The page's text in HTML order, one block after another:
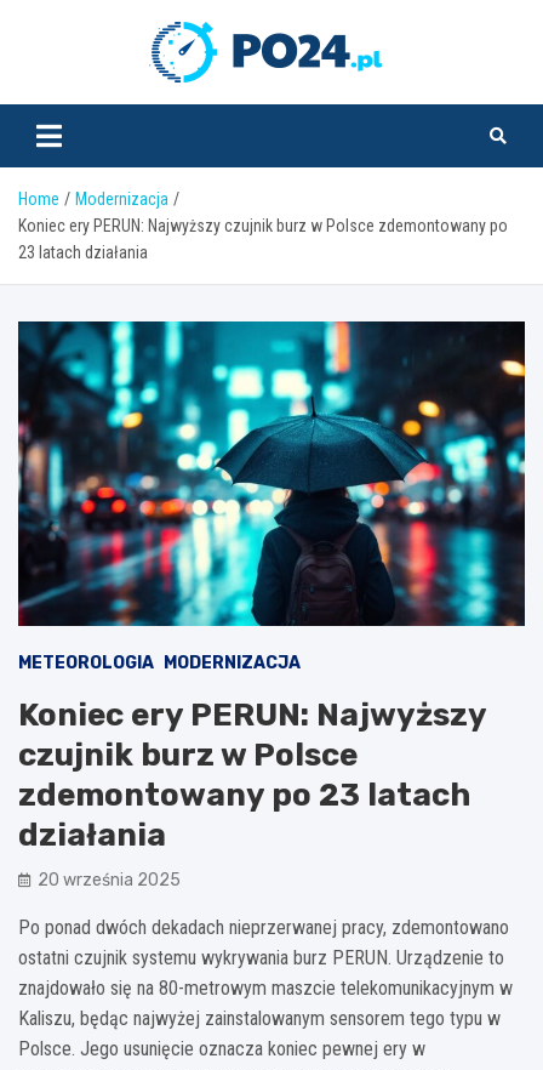
Home
Modernizacja
Koniec ery PERUN: Najwyższy czujnik burz w Polsce zdemontowany po
23 latach działania
METEOROLOGIA MODERNIZACJA
Koniec ery PERUN: Najwyższy
czujnik burz w Polsce
zdemontowany po 23 latach
działania
20 września 2025
Po ponad dwóch dekadach nieprzerwanej pracy, zdemontowano
ostatni czujnik systemu wykrywania burz PERUN. Urządzenie to
znajdowało się na 80-metrowym maszcie telekomunikacyjnym w
Kaliszu, będąc najwyżej zainstalowanym sensorem tego typu w
Polsce. Jego usunięcie oznacza koniec pewnej ery w